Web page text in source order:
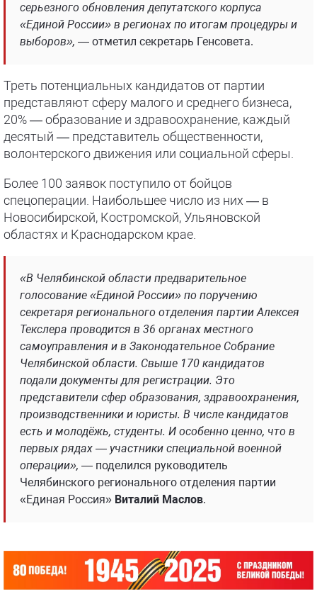
серьезного обновления депутатского корпуса
«Единой России» в регионах по итогам процедуры и
выборов», — отметил секретарь Генсовета.
Треть потенциальных кандидатов от партии
представляют сферу малого и среднего бизнеса,
20% — образование и здравоохранение, каждый
десятый — представитель общественности,
волонтерского движения или социальной сферы.
Более 100 заявок поступило от бойцов
спецоперации. Наибольшее число из них — в
Новосибирской, Костромской, Ульяновской
областях и Краснодарском крае.
«В Челябинской области предварительное
голосование «Единой России» по поручению
секретаря регионального отделения партии Алексея
Текслера проводится в 36 органах местного
самоуправления и в Законодательное Собрание
Челябинской области. Свыше 170 кандидатов
подали документы для регистрации. Это
представители сфер образования, здравоохранения,
производственники и юристы. В числе кандидатов
есть и молодёжь, студенты. И особенно ценно, что в
первых рядах — участники специальной военной
операции», — поделился руководитель
Челябинского регионального отделения партии
«Единая Россия» Виталий Маслов.